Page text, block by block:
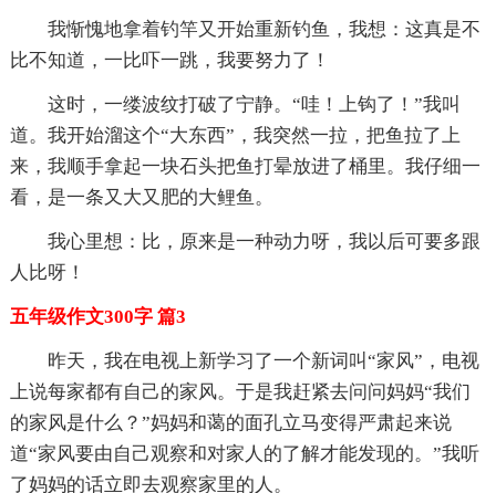
我惭愧地拿着钓竿又开始重新钓鱼，我想：这真是不
比不知道，一比吓一跳，我要努力了！
这时，一缕波纹打破了宁静。“哇！上钩了！”我叫
道。我开始溜这个“大东西”，我突然一拉，把鱼拉了上
来，我顺手拿起一块石头把鱼打晕放进了桶里。我仔细一
看，是一条又大又肥的大鲤鱼。
我心里想：比，原来是一种动力呀，我以后可要多跟
人比呀！
五年级作文300字 篇3
昨天，我在电视上新学习了一个新词叫“家风”，电视
上说每家都有自己的家风。于是我赶紧去问问妈妈“我们
的家风是什么？”妈妈和蔼的面孔立马变得严肃起来说
道“家风要由自己观察和对家人的了解才能发现的。”我听
了妈妈的话立即去观察家里的人。